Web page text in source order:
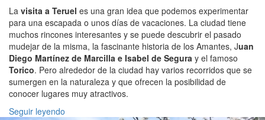
La visita a Teruel es una gran idea que podemos experimentar
para una escapada o unos días de vacaciones. La ciudad tiene
muchos rincones interesantes y se puede descubrir el pasado
mudejar de la misma, la fascinante historia de los Amantes, Juan
Diego Martínez de Marcilla e Isabel de Segura y el famoso
Torico. Pero alrededor de la ciudad hay varios recorridos que se
sumergen en la naturaleza y que ofrecen la posibilidad de
conocer lugares muy atractivos.
Seguir leyendo